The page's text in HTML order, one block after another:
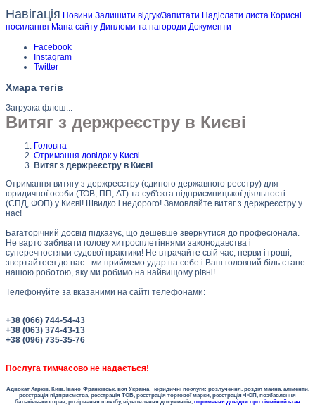
Навігація Новини Залишити відгук/Запитати Надіслати листа Корисні
посилання Мапа сайту Дипломи та нагороди Документи
Facebook
Instagram
Twitter
Хмара тегів
Загрузка флеш...
Витяг з держреєстру в Києві
Головна
Отримання довідок у Києві
Витяг з держреєстру в Києві
Отримання витягу з держреєстру (єдиного державного реєстру) для
юридичної особи (ТОВ, ПП, АТ) та суб'єкта підприємницької діяльності
(СПД, ФОП) у Києві! Швидко і недорого! Замовляйте витяг з держреєстру у
нас!
Багаторічний досвід підказує, що дешевше звернутися до професіонала.
Не варто забивати голову хитросплетіннями законодавства і
суперечностями судової практики! Не втрачайте свій час, нерви і гроші,
звертайтеся до нас - ми приймемо удар на себе і Ваш головний біль стане
нашою роботою, яку ми робимо на найвищому рівні!
Телефонуйте за вказаними на сайті телефонами:
+38 (066) 744-54-43
+38 (063) 374-43-13
+38 (096) 735-35-76
Послуга тимчасово не надається!
Адвокат Харків, Київ, Івано-Франківськ, вся Україна - юридичні послуги: розлучення, розділ майна, аліменти,
реєстрація підприємства, реєстрація ТОВ, реєстрація торгової марки, реєстрація ФОП, позбавлення
батьківських прав, розірвання шлюбу, відновлення документів, отримання довідки про сімейний стан